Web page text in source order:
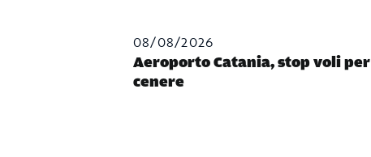
08/08/2026
Aeroporto Catania, stop voli per
cenere